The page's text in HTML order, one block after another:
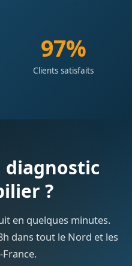
98%
Clients satisfaits
diagnostic
?
en quelques minutes.
dans tout le Nord et les